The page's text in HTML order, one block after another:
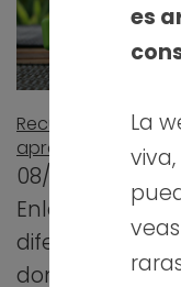
Recursos para
aprender Android
08/09/2015
Enlaces de
diferentes
donde
es
La